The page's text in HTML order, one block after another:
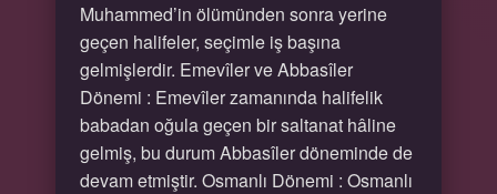
Muhammed’in ölümünden sonra yerine
geçen halifeler, seçimle iş başına
gelmişlerdir. Emevîler ve Abbasîler
Dönemi : Emevîler zamanında halifelik
babadan oğula geçen bir saltanat hâline
gelmiş, bu durum Abbasîler döneminde de
devam etmiştir. Osmanlı Dönemi : Osmanlı